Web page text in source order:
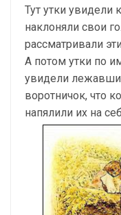
Тут утки увидели
наклоняли свои
рассматривали
А потом утки по
увидели
воротничок, что
напялили их на